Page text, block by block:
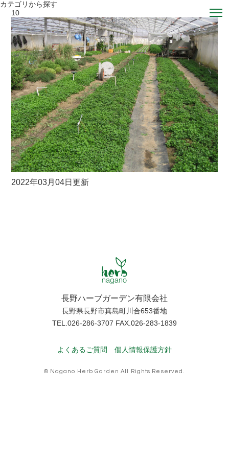
カテゴリから探す
10
2022年03月04日更新
長野ハーブガーデン有限会社
長野県長野市真島町川合653番地
TEL.026-286-3707 FAX.026-283-1839
よくあるご質問 個人情報保護方針
© Nagano Herb Garden All Rights Reserved.